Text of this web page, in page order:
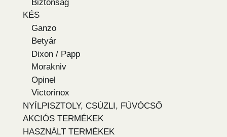
Biztonság
KÉS
Ganzo
Betyár
Dixon / Papp
Morakniv
Opinel
Victorinox
NYÍLPISZTOLY, CSÚZLI, FÚVÓCSŐ
AKCIÓS TERMÉKEK
HASZNÁLT TERMÉKEK